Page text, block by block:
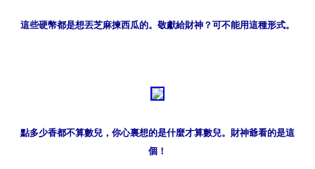
這些硬幣都是想丟芝麻揀西瓜的。敬獻給財神？可不能用這種形式。
點多少香都不算數兒，你心裏想的是什麼才算數兒。財神爺看的是這
個！